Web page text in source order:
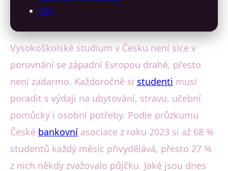
FAQ
Vysokoškolské studium v Česku není sice v
porovnání se západní Evropou drahé, přesto
není zadarmo. Každoročně si studenti musí
poradit s výdaji na ubytování, stravu, učební
pomůcky i osobní potřeby. Podle průzkumu
České bankovní asociace z roku 2023 si až 68 %
studentů každý měsíc přivydělává, přesto 27 %
z nich někdy zvažovalo půjčku. Jaké jsou dnes